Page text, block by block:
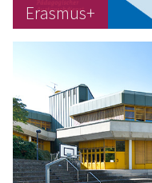
Erasmus+